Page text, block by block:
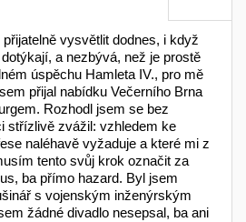
vysvětlit dodnes, i když
a nezbývá, než je prostě
úspěchu Hamleta IV., pro mě
přijal nabídku Večerního Brna
Rozhodl jsem se bez
střízlivě zvážil: vzhledem ke
naléhavě vyžaduje a které mi z
tento svůj krok označit za
ba přímo hazard. Byl jsem
s vojenským inženýrským
žádné divadlo nesepsal, ba ani